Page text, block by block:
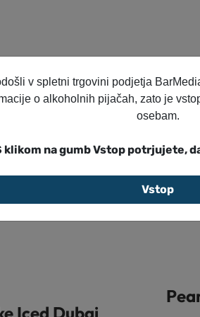
vam bodo
Iced Dubai
v spletni trgovini podjetja
o alkoholnih pijačah, zato je
osebam.
klikom na gumb Vstop potrjujete,
Vstop